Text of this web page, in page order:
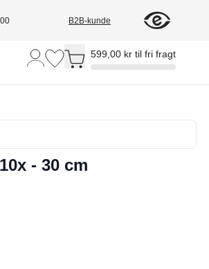
B2B-kunde
Toggle minicart, Cart is empty
599,00 kr til fri fragt
- 30 cm